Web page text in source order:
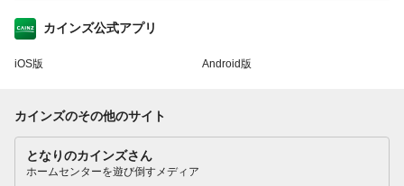
カインズ公式アプリ
iOS版 Android版
カインズのその他のサイト
となりのカインズさん
ホームセンターを遊び倒すメディア